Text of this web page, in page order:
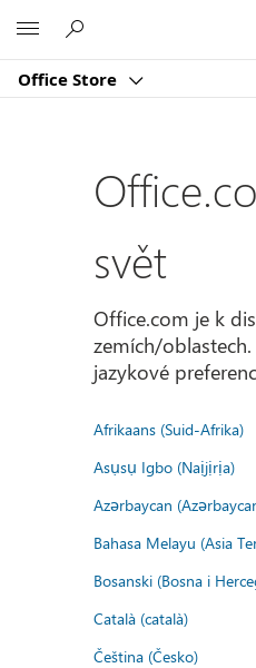
Office Store
svět
Office.com je k
zemích/
jazykové
Afrikaans (Suid-Afrika)
Asụsụ Igbo (Naịjịrịa)
Azərbaycan
Bahasa Melayu (Asia
Bosanski (Bosna i
Català (català)
Čeština (Česko)